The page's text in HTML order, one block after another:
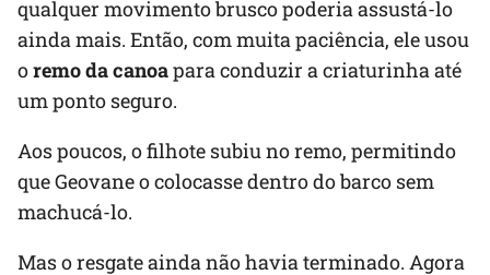
qualquer movimento brusco poderia assustá-lo
ainda mais. Então, com muita paciência, ele usou
oremo da canoapara conduzir a criaturinha até
um ponto seguro.
Aos poucos, o filhote subiu no remo, permitindo
que Geovane o colocasse dentro do barco sem
machucá-lo.
Mas o resgate ainda não havia terminado. Agora